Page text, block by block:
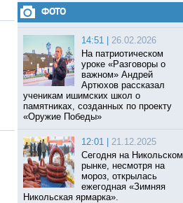
ФОТО
14:51 |
26.02.2026
На патриотическом
уроке «Разговоры о
важном» Андрей
Артюхов рассказал
ученикам ишимских школ о
памятниках, созданных по проекту
«Оружие Победы»
12:01 |
21.12.2025
Сегодня на Никольском
рынке, несмотря на
мороз, открылась
ежегодная «Зимняя
Никольская ярмарка».